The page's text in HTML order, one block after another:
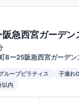
阪急西宮ガーデン
8ー25阪急西宮ガーデン
ループピラティス 子連れ
以内